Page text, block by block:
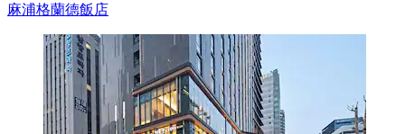
麻浦格蘭德飯店